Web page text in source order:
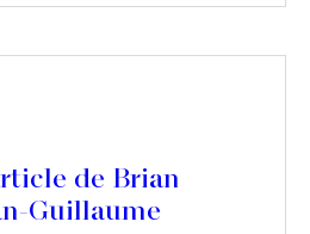
de Brian
Guillaume